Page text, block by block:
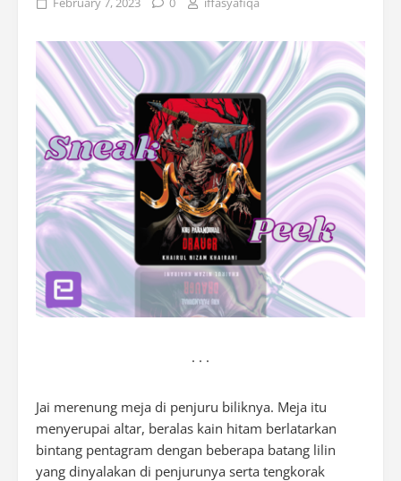
. . .
Jai merenung meja di penjuru biliknya. Meja itu
menyerupai altar, beralas kain hitam berlatarkan
bintang pentagram dengan beberapa batang lilin
yang dinyalakan di penjurunya serta tengkorak